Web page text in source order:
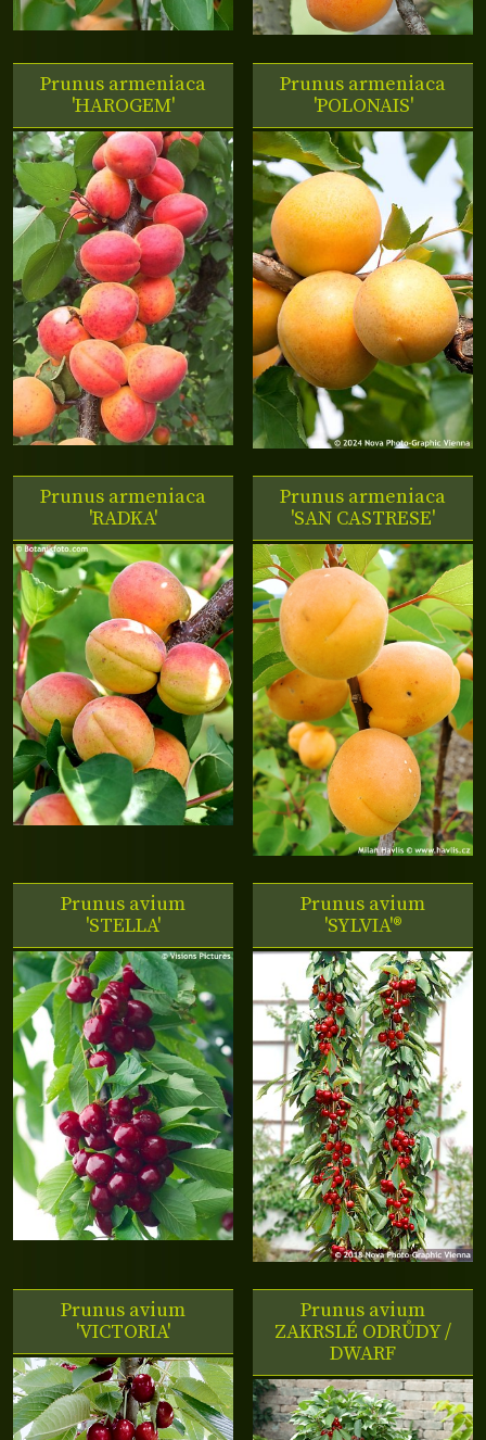
Prunus armeniaca
'HAROGEM'
Prunus armeniaca
'POLONAIS'
Prunus armeniaca
'RADKA'
Prunus armeniaca
'SAN CASTRESE'
Prunus avium
'STELLA'
Prunus avium
'SYLVIA'®
Prunus avium
'VICTORIA'
Prunus avium
ZAKRSLÉ ODRŮDY /
DWARF